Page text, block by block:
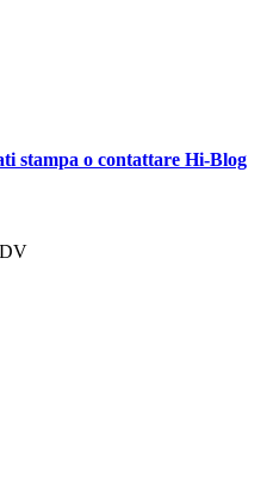
stampa o contattare Hi-Blog